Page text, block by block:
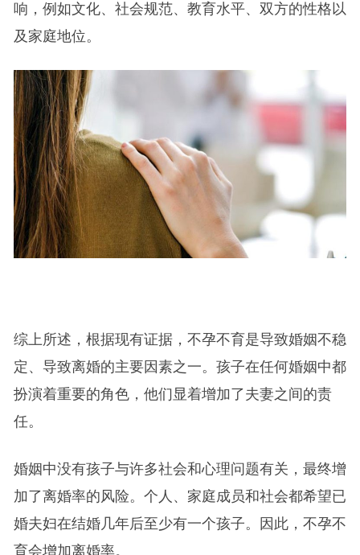
响，例如文化、社会规范、教育水平、双方的性格以
及家庭地位。
综上所述，根据现有证据，不孕不育是导致婚姻不稳
定、导致离婚的主要因素之一。孩子在任何婚姻中都
扮演着重要的角色，他们显着增加了夫妻之间的责
任。
婚姻中没有孩子与许多社会和心理问题有关，最终增
加了离婚率的风险。个人、家庭成员和社会都希望已
婚夫妇在结婚几年后至少有一个孩子。因此，不孕不
育会增加离婚率。